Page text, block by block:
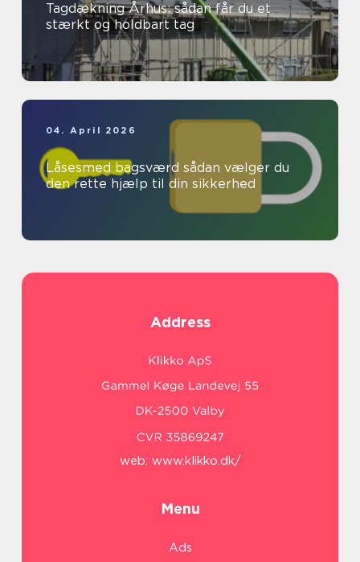
Tagdækning Århus: sådan får du et
stærkt og holdbart tag
04. April 2026
Låsesmed bagsværd sådan vælger du
den rette hjælp til din sikkerhed
Address
web: www.klikko.dk/
Menu
Ads